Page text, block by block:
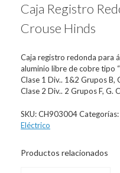
Caja Registro
Crouse Hinds
Caja registro redonda para
aluminio libre de cobre tipo
Clase 1 Div.. 1&2 Grupos B,
Clase 2 Div.. 2 Grupos F, G.
SKU:CH903004Categorías:
Eléctrico
Productos relacionados